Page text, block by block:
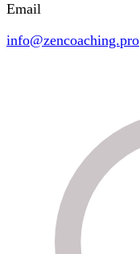
Email
info@zencoaching.pro